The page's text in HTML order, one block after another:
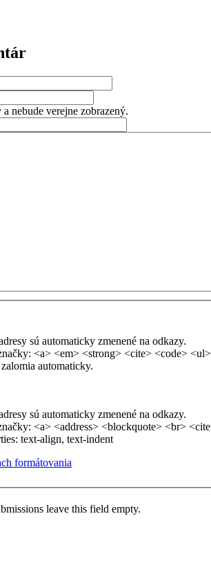
nebude verejne zobrazený.
sú automaticky zmenené na odkazy.
<a> <em> <strong> <cite> <code>
automaticky.
sú automaticky zmenené na odkazy.
<a> <address> <blockquote> <br>
text-align, text-indent
formátovania
leave this field empty.